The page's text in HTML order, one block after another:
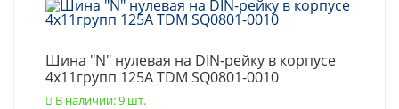
Шина "N" нулевая на DIN-рейку в корпусе
4х11групп 125А TDM SQ0801-0010
В наличии: 9 шт.